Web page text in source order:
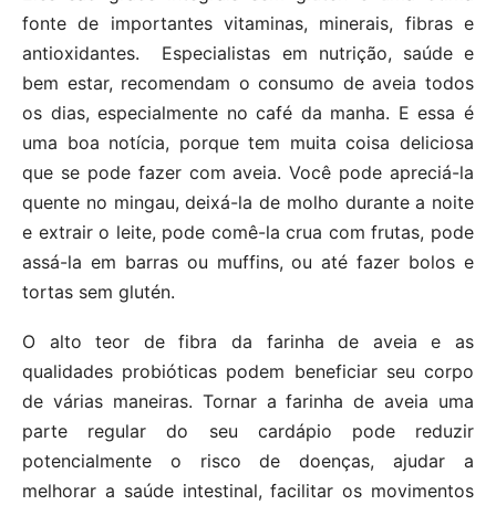
fonte de importantes vitaminas, minerais, fibras e
antioxidantes. Especialistas em nutrição, saúde e
bem estar, recomendam o consumo de aveia todos
os dias, especialmente no café da manha. E essa é
uma boa notícia, porque tem muita coisa deliciosa
que se pode fazer com aveia. Você pode apreciá-la
quente no mingau, deixá-la de molho durante a noite
e extrair o leite, pode comê-la crua com frutas, pode
assá-la em barras ou muffins, ou até fazer bolos e
tortas sem glutén.
O alto teor de fibra da farinha de aveia e as
qualidades probióticas podem beneficiar seu corpo
de várias maneiras. Tornar a farinha de aveia uma
parte regular do seu cardápio pode reduzir
potencialmente o risco de doenças, ajudar a
melhorar a saúde intestinal, facilitar os movimentos